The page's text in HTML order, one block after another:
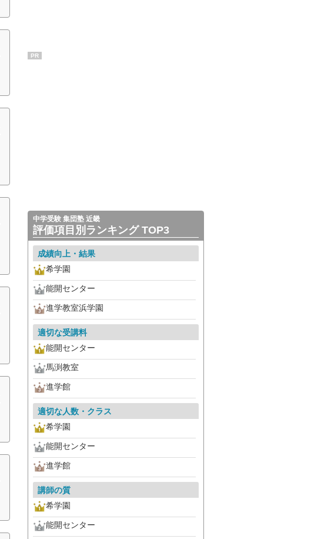
PR
中学受験 集団塾 近畿
評価項目別ランキング TOP3
成績向上・結果
希学園
能開センター
進学教室浜学園
適切な受講料
能開センター
馬渕教室
進学館
適切な人数・クラス
希学園
能開センター
進学館
講師の質
希学園
能開センター